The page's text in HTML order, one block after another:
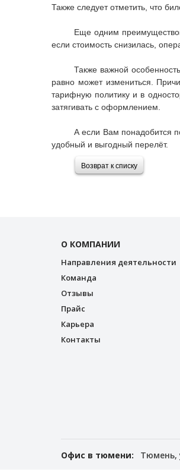
Также следует отметить, что
Еще одним
если стоимость снизилась,
Также важной
равно может измениться.
тарифную политику и в
затягивать с оформлением.
А если Вам понадобится
удобный и выгодный перелёт.
Возврат к списку
О КОМПАНИИ
Направления деятельности
Команда
Отзывы
Прайс
Карьера
Контакты
Офис в тюмени: Тюмень,